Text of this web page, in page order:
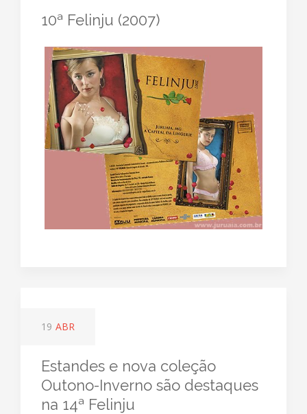
10ª Felinju (2007)
19 ABR
Estandes e nova coleção
Outono-Inverno são destaques
na 14ª Felinju